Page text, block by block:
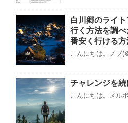
白川郷のライ
行く方法を調
番安く行ける
こんにちは。ノブ(
チャレンジを
こんにちは。メル